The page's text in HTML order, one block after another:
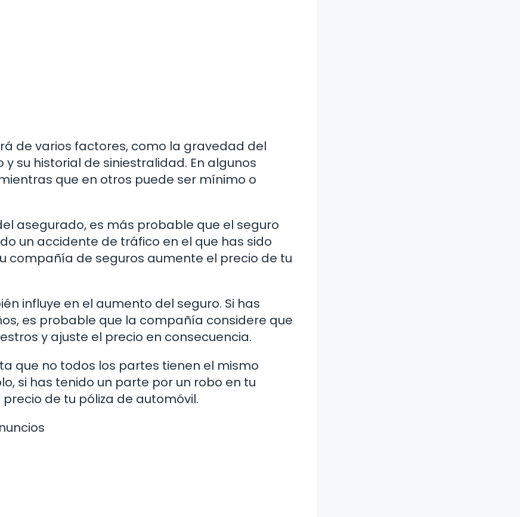
de varios factores, como la gravedad del
su historial de siniestralidad. En algunos
que en otros puede ser mínimo o
asegurado, es más probable que el seguro
un accidente de tráfico en el que has sido
compañía de seguros aumente el precio de tu
influye en el aumento del seguro. Si has
es probable que la compañía considere que
y ajuste el precio en consecuencia.
que no todos los partes tienen el mismo
si has tenido un parte por un robo en tu
de tu póliza de automóvil.